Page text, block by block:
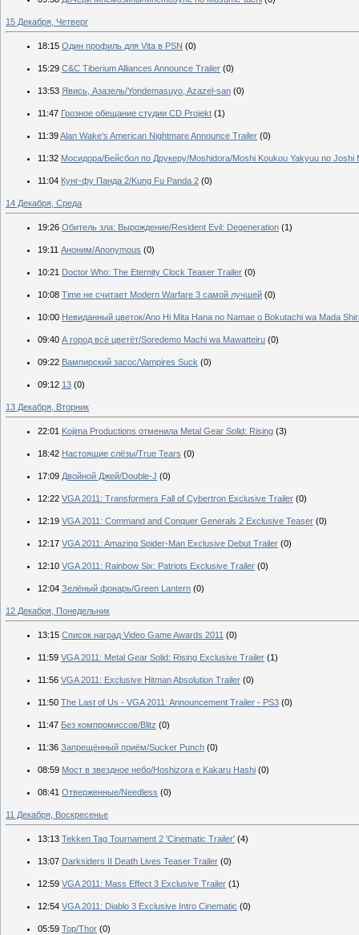
15 Декабря, Четверг
18:15 Один профиль для Vita в PSN (0)
15:29 C&C Tiberium Alliances Announce Trailer (0)
13:53 Явись, Азазель/Yondemasuyo, Azazel-san (0)
11:47 Грозное обещание студии CD Projekt (1)
11:39Alan Wake's American Nightmare Announce Trailer (0)
11:32 Мосидора/Бейсбол по Друкеру/Moshidora/Moshi Koukou Yakyuu no
11:04 Кунг-фу Панда 2/Kung Fu Panda 2 (0)
14 Декабря, Среда
19:26 Обитель зла: Вырождение/Resident Evil: Degeneration (1)
19:11 Аноним/Anonymous (0)
10:21 Doctor Who: The Eternity Clock Teaser Trailer (0)
10:08 Time не считает Modern Warfare 3 самой лучшей (0)
10:00 Невиданный цветок/Ano Hi Mita Hana no Namae o Bokutachi wa Mada
09:40 А город всё цветёт/Soredemo Machi wa Mawatteiru (0)
09:22 Вампирский засос/Vampires Suck (0)
09:12 13 (0)
13 Декабря, Вторник
22:01 Kojima Productions отменила Metal Gear Solid: Rising (3)
18:42 Настоящие слёзы/True Tears (0)
17:09 Двойной Джей/Double-J (0)
12:22 VGA 2011: Transformers Fall of Cybertron Exclusive Trailer (0)
12:19 VGA 2011: Command and Conquer Generals 2 Exclusive Teaser (0)
12:17 VGA 2011: Amazing Spider-Man Exclusive Debut Trailer (0)
12:10 VGA 2011: Rainbow Six: Patriots Exclusive Trailer (0)
12:04 Зелёный фонарь/Green Lantern (0)
12 Декабря, Понедельник
13:15 Список наград Video Game Awards 2011 (0)
11:59 VGA 2011: Metal Gear Solid: Rising Exclusive Trailer (1)
11:56 VGA 2011: Exclusive Hitman Absolution Trailer (0)
11:50 The Last of Us - VGA 2011: Announcement Trailer - PS3 (0)
11:47 Без компромиссов/Blitz (0)
11:36 Запрещённый приём/Sucker Punch (0)
08:59 Мост в звездное небо/Hoshizora e Kakaru Hashi (0)
08:41 Отверженные/Needless (0)
11 Декабря, Воскресенье
13:13 Tekken Tag Tournament 2 'Cinematic Trailer' (4)
13:07 Darksiders II Death Lives Teaser Trailer (0)
12:59 VGA 2011: Mass Effect 3 Exclusive Trailer (1)
12:54 VGA 2011: Diablo 3 Exclusive Intro Cinematic (0)
05:59 Тор/Thor (0)